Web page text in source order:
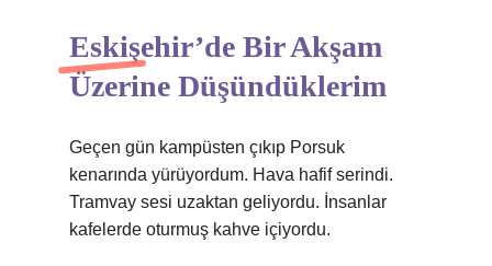
Eskişehir’de Bir Akşam
Üzerine Düşündüklerim
Geçen gün kampüsten çıkıp Porsuk
kenarında yürüyordum. Hava hafif serindi.
Tramvay sesi uzaktan geliyordu. İnsanlar
kafelerde oturmuş kahve içiyordu.